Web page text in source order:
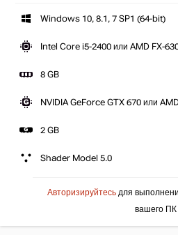
Windows 10, 8.1, 7 SP1 (64-bit)
Intel Core i5-2400 или AMD FX-
8 GB
NVIDIA GeForce GTX 670 или
2 GB
Shader Model 5.0
Авторизируйтесь для
вашего ПК